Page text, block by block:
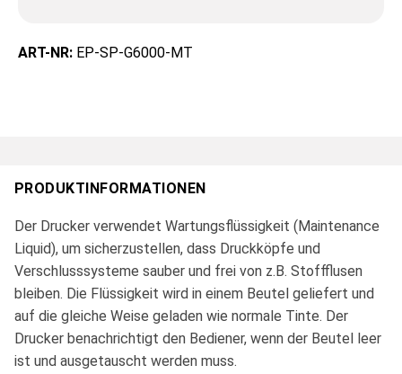
ART-NR: EP-SP-G6000-MT
PRODUKTINFORMATIONEN
Der Drucker verwendet Wartungsflüssigkeit (Maintenance
Liquid), um sicherzustellen, dass Druckköpfe und
Verschlusssysteme sauber und frei von z.B. Stoffflusen
bleiben. Die Flüssigkeit wird in einem Beutel geliefert und
auf die gleiche Weise geladen wie normale Tinte. Der
Drucker benachrichtigt den Bediener, wenn der Beutel leer
ist und ausgetauscht werden muss.